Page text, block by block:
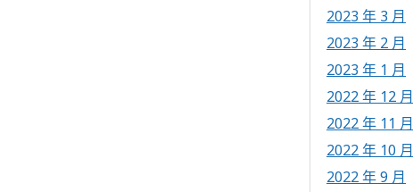
2023 年 3 月
2023 年 2 月
2023 年 1 月
2022 年 12 月
2022 年 11 月
2022 年 10 月
2022 年 9 月